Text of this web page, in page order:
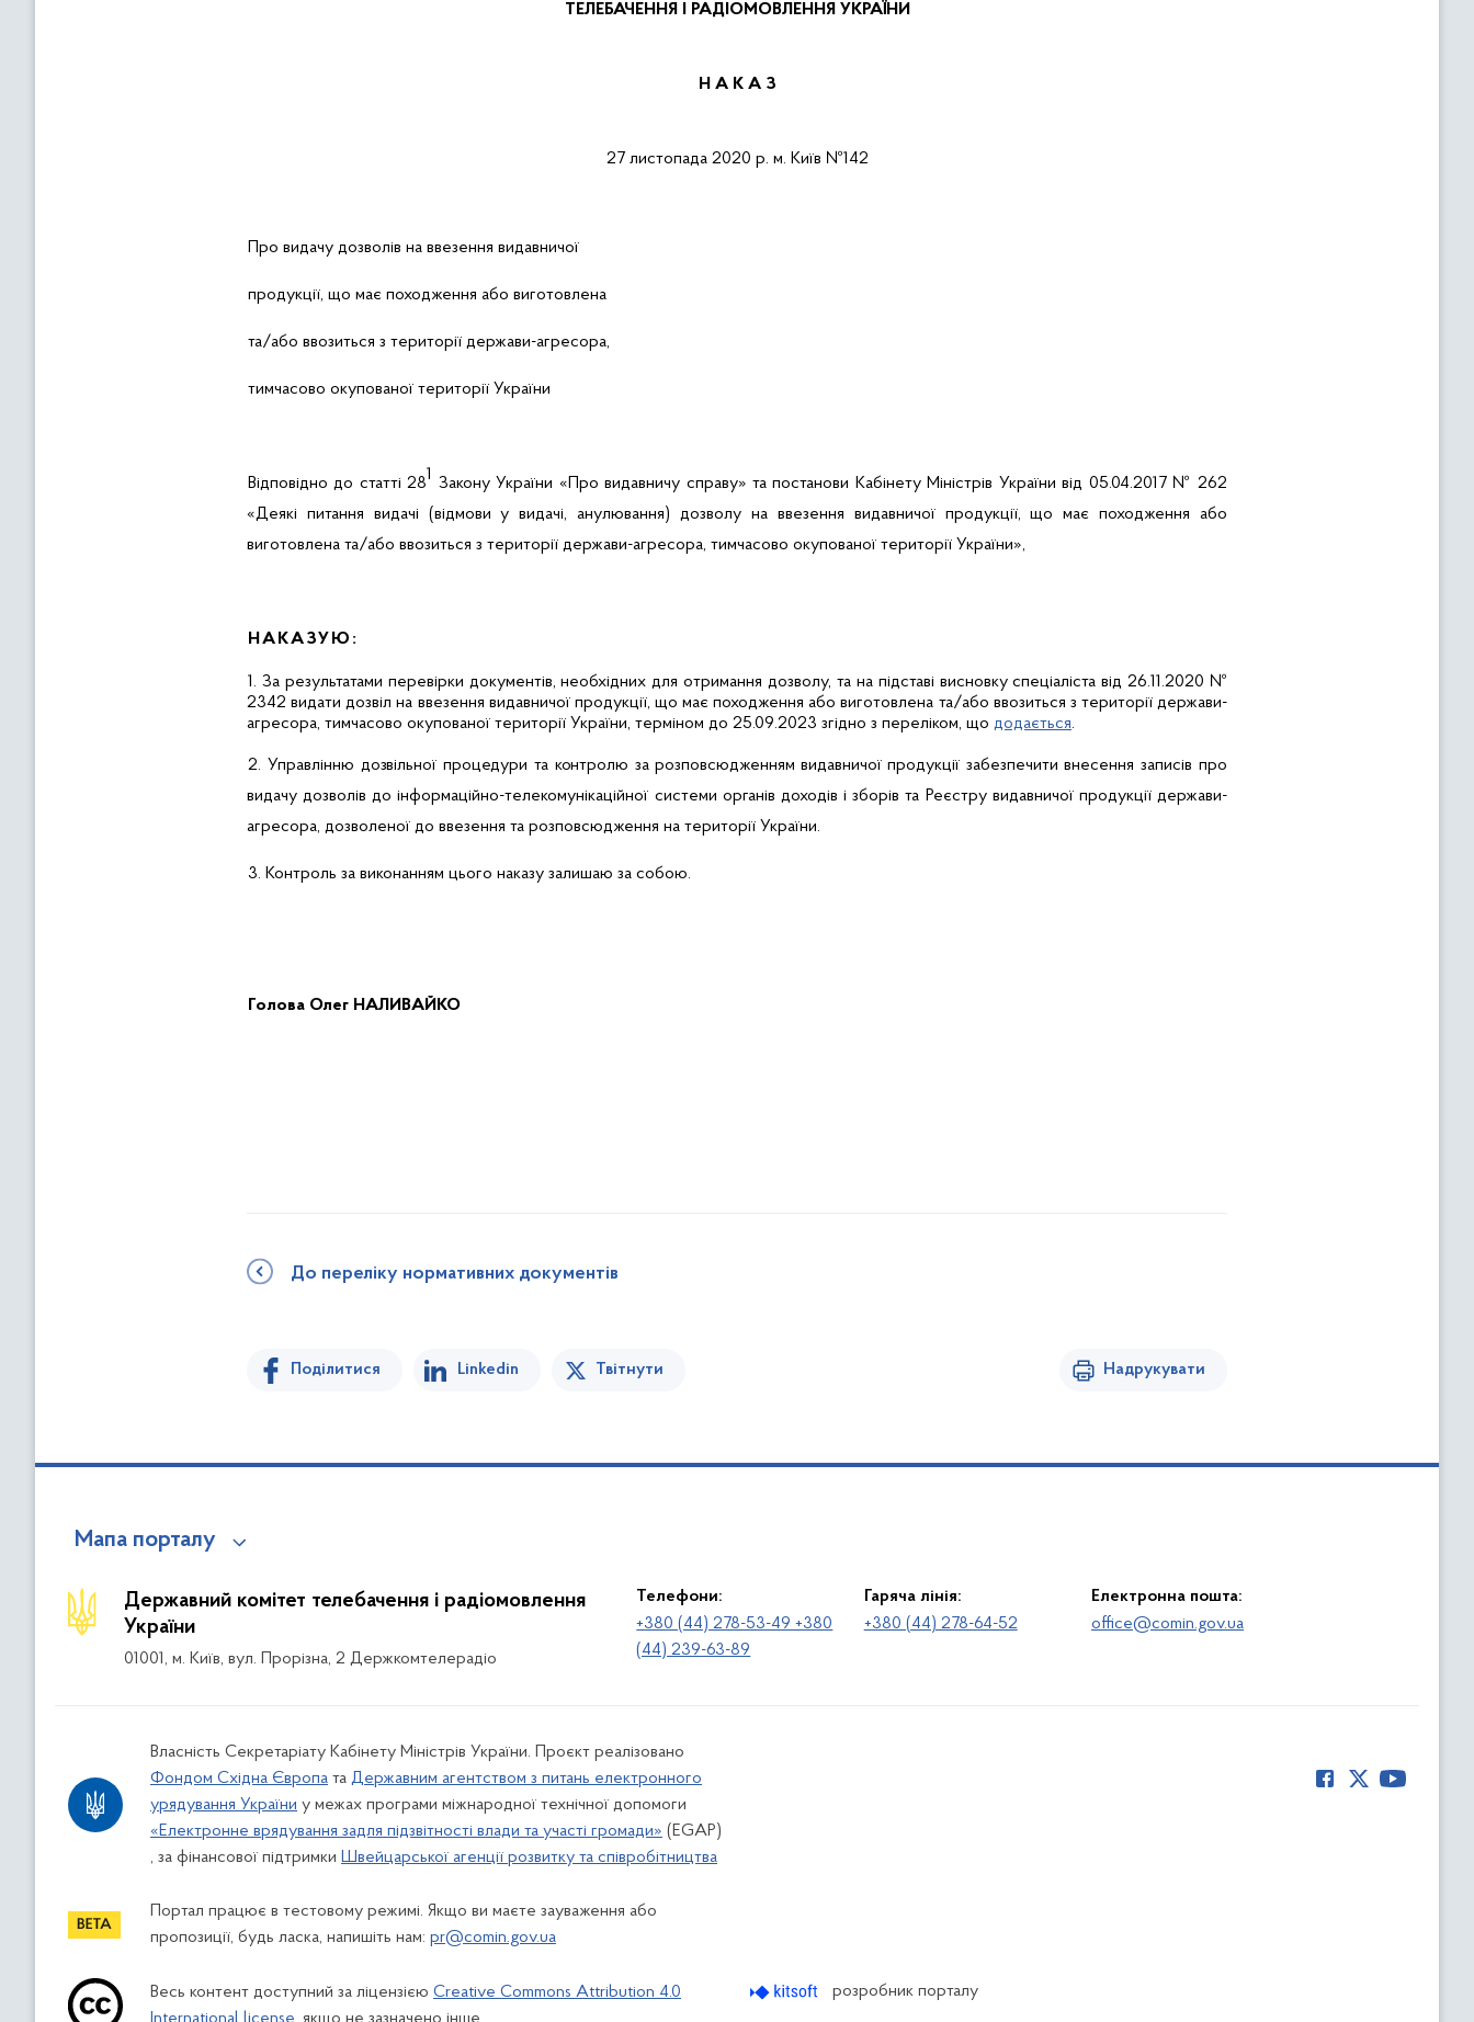
ТЕЛЕБАЧЕННЯ І РАДІОМОВЛЕННЯ УКРАЇНИ
Н А К А З
27 листопада 2020 р. м. Київ №142
Про видачу дозволів на ввезення видавничої
продукції, що має походження або виготовлена
та/або ввозиться з території держави-агресора,
тимчасово окупованої території України
Відповідно до статті 281 Закону України «Про видавничу справу» та постанови Кабінету Міністрів України від 05.04.2017 № 262
«Деякі питання видачі (відмови у видачі, анулювання) дозволу на ввезення видавничої продукції, що має походження або
виготовлена та/або ввозиться з території держави-агресора, тимчасово окупованої території України»,
НАКАЗУЮ:
1. За результатами перевірки документів, необхідних для отримання дозволу, та на підставі висновку спеціаліста від 26.11.2020 №
2342 видати дозвіл на ввезення видавничої продукції, що має походження або виготовлена та/або ввозиться з території держави-
агресора, тимчасово окупованої території України, терміном до 25.09.2023 згідно з переліком, що додається.
2. Управлінню дозвільної процедури та контролю за розповсюдженням видавничої продукціїзабезпечити внесення записів про
видачу дозволів до інформаційно-телекомунікаційної системи органів доходів і зборів та Реєстру видавничої продукції держави-
агресора, дозволеної до ввезення та розповсюдження на території України.
3. Контроль за виконанням цього наказу залишаю за собою.
Голова Олег НАЛИВАЙКО
До переліку нормативних документів
Поділитися Linkedin Твітнути Надрукувати
Мапа порталу
Державний комітет телебачення і радіомовлення
України
01001, м. Київ, вул. Прорізна, 2 Держкомтелерадіо
Телефони:
+380 (44) 278-53-49 +380
(44) 239-63-89
Гаряча лінія:
+380 (44) 278-64-52
Електронна пошта:
office@comin.gov.ua
Власність Секретаріату Кабінету Міністрів України. Проєкт реалізовано
Фондом Східна Європа та Державним агентством з питань електронного
урядування України у межах програми міжнародної технічної допомоги
«Електронне врядування задля підзвітності влади та участі громади» (EGAP)
, за фінансової підтримки Швейцарської агенції розвитку та співробітництва
Портал працює в тестовому режимі. Якщо ви маєте зауваження або
пропозиції, будь ласка, напишіть нам: pr@comin.gov.ua
Весь контент доступний за ліцензією Creative Commons Attribution 4.0
розробник порталу